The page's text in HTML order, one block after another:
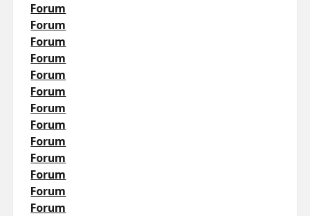
Forum
Forum
Forum
Forum
Forum
Forum
Forum
Forum
Forum
Forum
Forum
Forum
Forum